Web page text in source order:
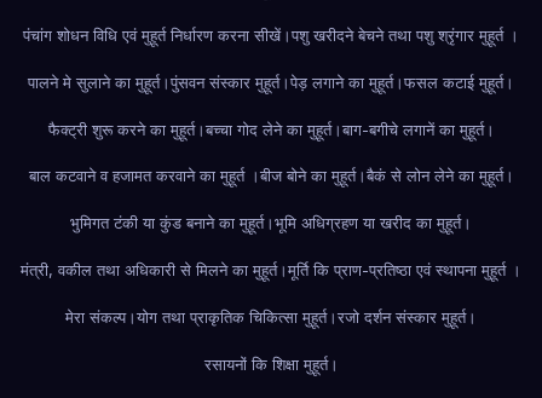
पंचांग शोधन विधि एवं मुहूर्त निर्धारण करना सीखें।पशु खरीदने बेचने तथा पशु श्रृंगार मुहूर्त ।
पालने मे सुलाने का मुहूर्त।पुंसवन संस्कार मुहूर्त।पेड़ लगाने का मुहूर्त।फसल कटाई मुहूर्त।
फैक्ट्री शुरू करने का मुहूर्त।बच्चा गोद लेने का मुहूर्त।बाग-बगीचे लगानें का मुहूर्त।
बाल कटवाने व हजामत करवाने का मुहूर्त ।बीज बोने का मुहूर्त।बैकं से लोन लेने का मुहूर्त।
भुमिगत टंकी या कुंड बनाने का मुहूर्त।भूमि अधिग्रहण या खरीद का मुहूर्त।
मंत्री, वकील तथा अधिकारी से मिलने का मुहूर्त।मूर्ति कि प्राण-प्रतिष्ठा एवं स्थापना मुहूर्त ।
मेरा संकल्प।योग तथा प्राकृतिक चिकित्सा मुहूर्त।रजो दर्शन संस्कार मुहूर्त।
रसायनों कि शिक्षा मुहूर्त।